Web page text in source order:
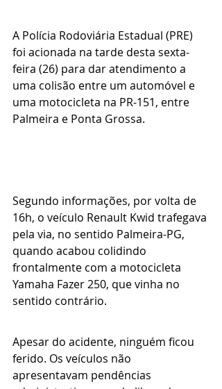
A Polícia Rodoviária Estadual (PRE)
foi acionada na tarde desta sexta-
feira (26) para dar atendimento a
uma colisão entre um automóvel e
uma motocicleta na PR-151, entre
Palmeira e Ponta Grossa.
Segundo informações, por volta de
16h, o veículo Renault Kwid trafegava
pela via, no sentido Palmeira-PG,
quando acabou colidindo
frontalmente com a motocicleta
Yamaha Fazer 250, que vinha no
sentido contrário.
Apesar do acidente, ninguém ficou
ferido. Os veículos não
apresentavam pendências